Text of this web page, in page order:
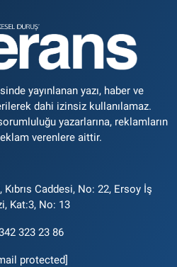
yayınlanan yazı, haber ve
dahi izinsiz kullanılamaz.
yazarlarına, reklamların
verenlere aittir.
Caddesi, No: 22, Ersoy İş
Kat:3, No: 13
323 23 86
protected]